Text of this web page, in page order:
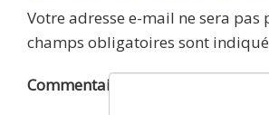
Votre adresse e-mail ne sera pas
champs obligatoires sont
Commentaire